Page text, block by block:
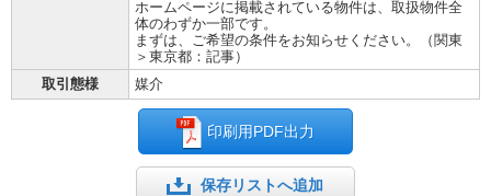
ホームページに掲載されている物件は、取扱物件全
体のわずか一部です。
まずは、ご希望の条件をお知らせください。（関東
＞東京都：記事）
取引態様
媒介
印刷用PDF出力
保存リストへ追加